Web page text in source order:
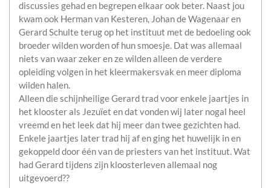
discussies gehad en begrepen elkaar ook beter. Naast jou
kwam ook Herman van Kesteren, Johan de Wagenaar en
Gerard Schulte terug op het instituut met de bedoeling ook
broeder wilden worden of hun smoesje. Dat was allemaal
niets van waar zeker en ze wilden alleen de verdere
opleiding volgen in het kleermakersvak en meer diploma
wilden halen.
Alleen die schijnheilige Gerard trad voor enkele jaartjes in
het klooster als Jezuïet en dat vonden wij later nogal heel
vreemd en het leek dat hij meer dan twee gezichten had.
Enkele jaartjes later trad hij af en ging het huwelijk in en
gekoppeld door één van de priesters van het instituut. Wat
had Gerard tijdens zijn kloosterleven allemaal nog
uitgevoerd??